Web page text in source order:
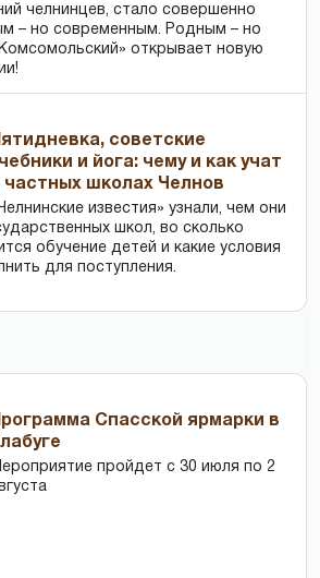
челнинцев, стало совершенно
– но современным. Родным – но
открывает новую
советские
и йога: чему и как учат
частных школах Челнов
известия» узнали, чем они
школ, во сколько
обучение детей и какие условия
для поступления.
Спасской ярмарки в
пройдет с 30 июля по 2